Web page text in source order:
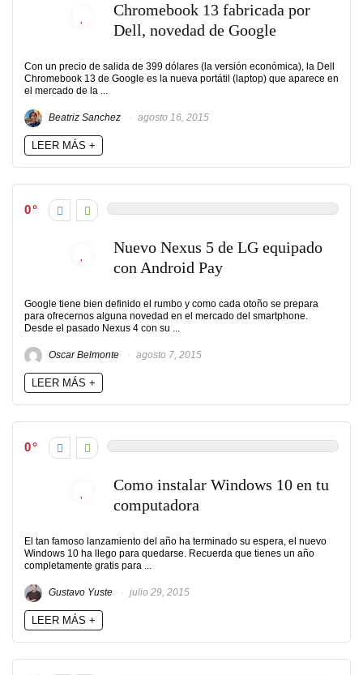
Chromebook 13 fabricada por
Dell, novedad de Google
Con un precio de salida de 399 dólares (la versión económica), la Dell
Chromebook 13 de Google es la nueva portátil (laptop) que aparece en
el mercado de la ...
Beatriz Sanchez agosto 16, 2015
LEER MÁS +
0
Nuevo Nexus 5 de LG equipado
con Android Pay
Google tiene bien definido el rumbo y como cada otoño se prepara
para ofrecernos alguna novedad en el mercado del smartphone.
Desde el pasado Nexus 4 con su ...
Oscar Belmonte agosto 7, 2015
LEER MÁS +
0
Como instalar Windows 10 en tu
computadora
El tan famoso lanzamiento del año ha terminado su espera, el nuevo
Windows 10 ha llego para quedarse. Recuerda que tienes un año
completamente gratis para ...
Gustavo Yuste julio 29, 2015
LEER MÁS +